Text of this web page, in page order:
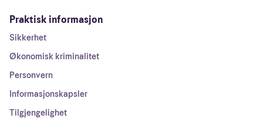
Praktisk informasjon
Sikkerhet
Økonomisk kriminalitet
Personvern
Informasjonskapsler
Tilgjengelighet